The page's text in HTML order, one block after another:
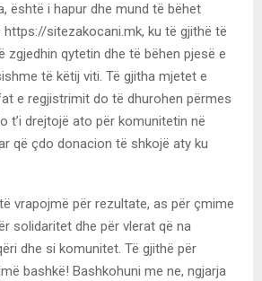
është i hapur dhe mund të bëhet
sitezakocani.mk, ku të gjithë të
zgjedhin qytetin dhe të bëhen pjesë e
të këtij viti. Të gjitha mjetet e
e regjistrimit do të dhurohen përmes
t’i drejtojë ato për komunitetin në
që çdo donacion të shkojë aty ku
vrapojmë për rezultate, as për çmime
solidaritet dhe për vlerat që na
dhe si komunitet. Të gjithë për
bashkë! Bashkohuni me ne, ngjarja